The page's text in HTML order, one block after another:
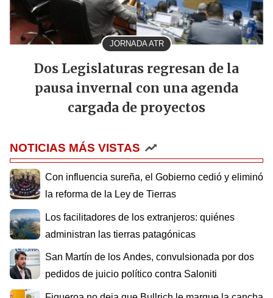
JORNADA ATR
Dos Legislaturas regresan de la
pausa invernal con una agenda
cargada de proyectos
NOTICIAS MÁS VISTAS
Con influencia sureña, el Gobierno cedió y eliminó
la reforma de la Ley de Tierras
Los facilitadores de los extranjeros: quiénes
administran las tierras patagónicas
San Martín de los Andes, convulsionada por dos
pedidos de juicio político contra Saloniti